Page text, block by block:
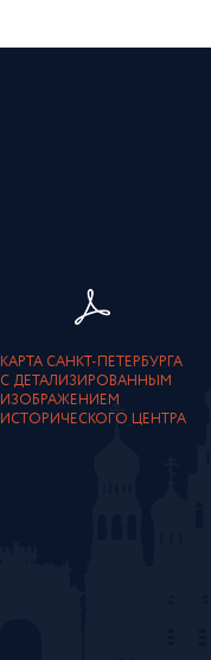
КАРТА САНКТ-ПЕТЕРБУРГА
С ДЕТАЛИЗИРОВАННЫМ
ИЗОБРАЖЕНИЕМ
ИСТОРИЧЕСКОГО ЦЕНТРА